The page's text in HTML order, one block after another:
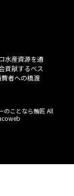
水産資源を通
貢献するベス
者への橋渡
のことなら鮪匠 All